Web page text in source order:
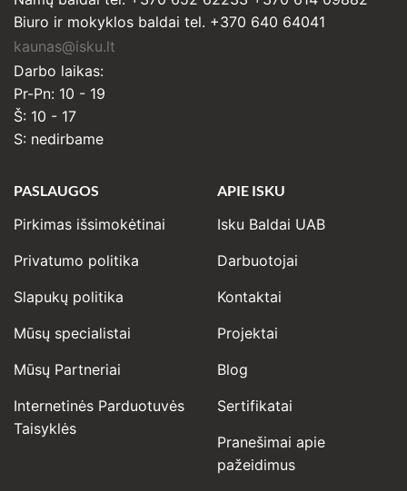
Biuro ir mokyklos baldai tel. +370 640 64041
kaunas@isku.lt
Darbo laikas:
Pr-Pn: 10 - 19
Š: 10 - 17
S: nedirbame
PASLAUGOS
Pirkimas išsimokėtinai
Privatumo politika
Slapukų politika
Mūsų specialistai
Mūsų Partneriai
Internetinės Parduotuvės
Taisyklės
APIE ISKU
Isku Baldai UAB
Darbuotojai
Kontaktai
Projektai
Blog
Sertifikatai
Pranešimai apie
pažeidimus